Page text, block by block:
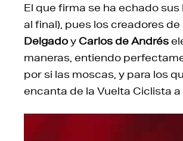
El que firma se ha echado
al final), pues los creadores
Delgadoy Carlos de Andrés
maneras, entiendo
por si las moscas, y para los
encanta de la Vuelta Ciclista